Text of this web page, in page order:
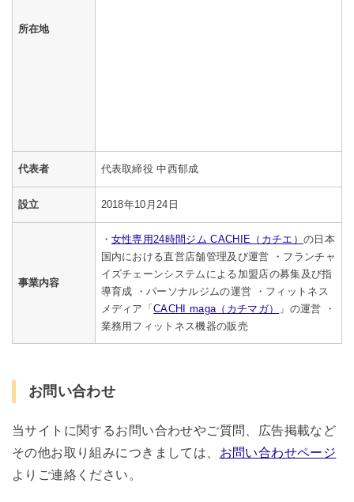
所在地
代表者 代表取締役 中西郁成
設立 2018年10月24日
事業内容
・ 女性専用24時間ジム CACHIE（カチエ） の日本
国内における直営店舗管理及び運営 ・フランチャ
イズチェーンシステムによる加盟店の募集及び指
導育成 ・パーソナルジムの運営 ・フィットネス
メディア「CACHI maga（カチマガ）
」の運営 ・
業務用フィットネス機器の販売
お問い合わせ
当サイトに関するお問い合わせやご質問、広告掲載など
その他お取り組みにつきましては、 お問い合わせページ
よりご連絡ください。